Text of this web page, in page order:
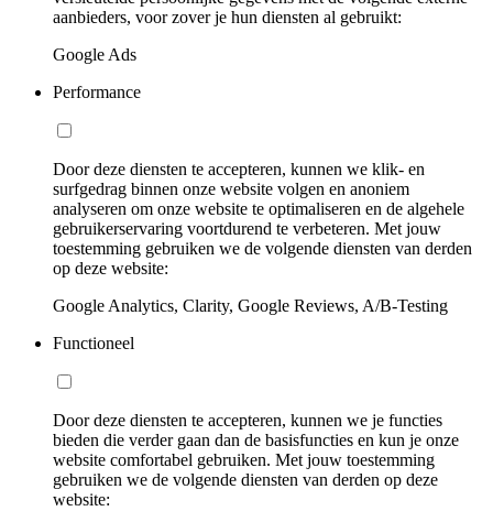
aanbieders, voor zover je hun diensten al gebruikt:
Google Ads
Performance
Door deze diensten te accepteren, kunnen we klik- en
surfgedrag binnen onze website volgen en anoniem
analyseren om onze website te optimaliseren en de algehele
gebruikerservaring voortdurend te verbeteren. Met jouw
toestemming gebruiken we de volgende diensten van derden
op deze website:
Google Analytics, Clarity, Google Reviews, A/B-Testing
Functioneel
Door deze diensten te accepteren, kunnen we je functies
bieden die verder gaan dan de basisfuncties en kun je onze
website comfortabel gebruiken. Met jouw toestemming
gebruiken we de volgende diensten van derden op deze
website: